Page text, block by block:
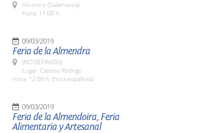
Vilvestre (Salamanca)
Hora: 11:00 h.
09/03/2019
Feria de la Almendra
(NO DEFINIDO)
Lugar: Castelo Rodrigo
Hora: 12.00 h. (hora española)
09/03/2019
Feria de la Almendoira, Feria
Alimentaria y Artesanal